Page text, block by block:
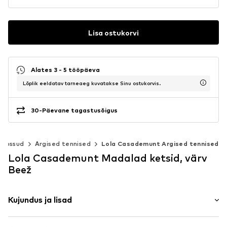
Lisa ostukorvi
Alates 3 - 5 tööpäeva
Lõplik eeldatav tarneaeg kuvatakse Sinu ostukorvis.
30-Päevane tagastusõigus
Argised tennised Lola Casademunt Argised tennised
Lola Casademunt Madalad ketsid, värv
Beež
Kujundus ja lisad